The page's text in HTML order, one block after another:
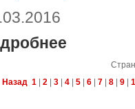
Назад 1 | 2 | 3 | 4 | 5 | 6 | 7 | 8 | 9 |